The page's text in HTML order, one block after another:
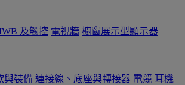
及觸控 電視牆 櫥窗展示型顯示器
與裝備 連接線、底座與轉接器 電競 耳機